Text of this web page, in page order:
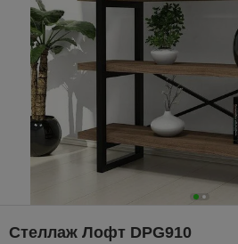
Стеллаж Лофт DPG910